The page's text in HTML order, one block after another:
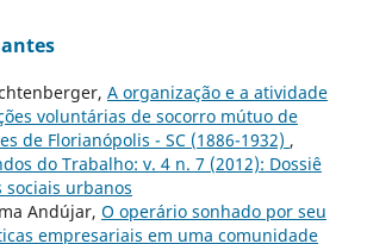
A organização e a atividade
voluntárias de socorro mútuo de
de Florianópolis - SC (1886-1932) ,
do Trabalho: v. 4 n. 7 (2012): Dossiê
sociais urbanos
Andújar, O operário sonhado por seu
empresariais em uma comunidade